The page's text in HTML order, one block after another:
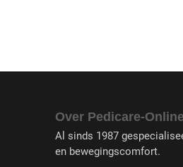
Over Pedicare-Online
Al sinds 1987
en bewegingscomfort.